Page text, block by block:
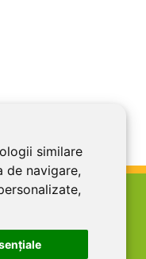
similare
de navigare,
la newsletter